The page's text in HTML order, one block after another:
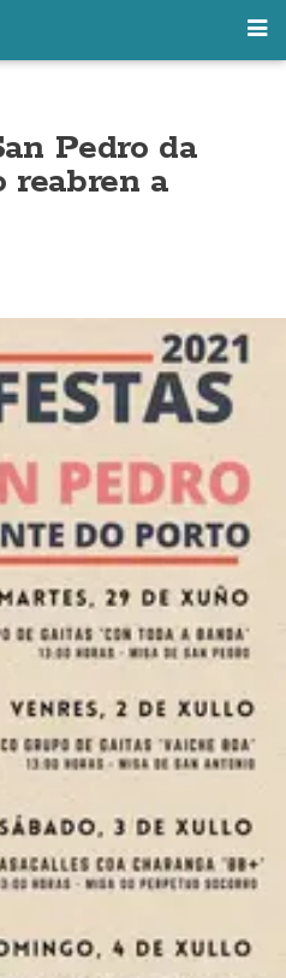
Pedro da
reabren a